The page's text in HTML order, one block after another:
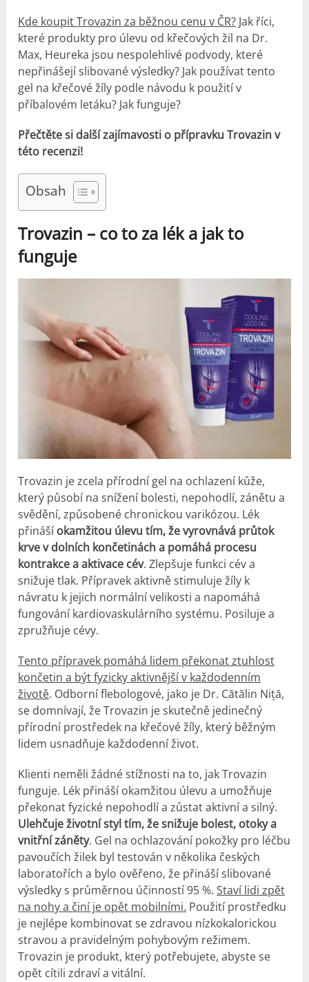
Kde koupit Trovazin za běžnou cenu v ČR? Jak říci,
které produkty pro úlevu od křečových žil na Dr.
Max, Heureka jsou nespolehlivé podvody, které
nepřinášejí slibované výsledky? Jak používat tento
gel na křečové žíly podle návodu k použití v
příbalovém letáku? Jak funguje?
Přečtěte si další zajímavosti o přípravku Trovazin v
této recenzi!
Obsah
Trovazin – co to za lék a jak to
funguje
Trovazin je zcela přírodní gel na ochlazení kůže,
který působí na snížení bolesti, nepohodlí, zánětu a
svědění, způsobené chronickou varikózou. Lék
přináší okamžitou úlevu tím, že vyrovnává průtok
krve v dolních končetinách a pomáhá procesu
kontrakce a aktivace cév. Zlepšuje funkci cév a
snižuje tlak. Přípravek aktivně stimuluje žíly k
návratu k jejich normální velikosti a napomáhá
fungování kardiovaskulárního systému. Posiluje a
zpružňuje cévy.
Tento přípravek pomáhá lidem překonat ztuhlost
končetin a být fyzicky aktivnější v každodenním
životě. Odborní flebologové, jako je Dr. Cătălin Niță,
se domnívají, že Trovazin je skutečně jedinečný
přírodní prostředek na křečové žíly, který běžným
lidem usnadňuje každodenní život.
Klienti neměli žádné stížnosti na to, jak Trovazin
funguje. Lék přináší okamžitou úlevu a umožňuje
překonat fyzické nepohodlí a zůstat aktivní a silný.
Ulehčuje životní styl tím, že snižuje bolest, otoky a
vnitřní záněty. Gel na ochlazování pokožky pro léčbu
pavoučích žilek byl testován v několika českých
laboratořích a bylo ověřeno, že přináší slibované
výsledky s průměrnou účinností 95 %.Staví lidi zpět
na nohy a činí je opět mobilními. Použití prostředku
je nejlépe kombinovat se zdravou nízkokalorickou
stravou a pravidelným pohybovým režimem.
Trovazin je produkt, který potřebujete, abyste se
opět cítili zdraví a vitální.